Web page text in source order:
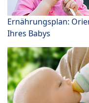
Ernährungsplan:
Ihres Babys